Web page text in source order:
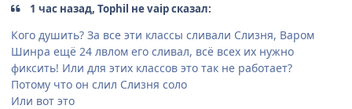
1 час назад, Tophil не vaip сказал:
Кого душить? За все эти классы сливали Слизня, Варом
Шинра ещё 24 лвлом его сливал, всё всех их нужно
фиксить! Или для этих классов это так не работает?
Потому что он слил Слизня соло
Или вот это